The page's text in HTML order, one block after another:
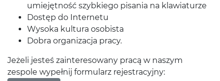
umiejętność szybkiego pisania na klawiaturze
Dostęp do Internetu
Wysoka kultura osobista
Dobra organizacja pracy.
Jeżeli jesteś zainteresowany pracą w naszym
zespole wypełnij formularz rejestracyjny: